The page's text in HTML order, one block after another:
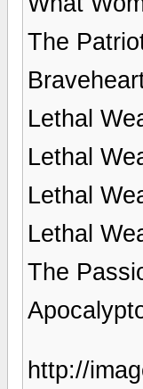
The
Lethal
Lethal
Lethal
Lethal
The
http://